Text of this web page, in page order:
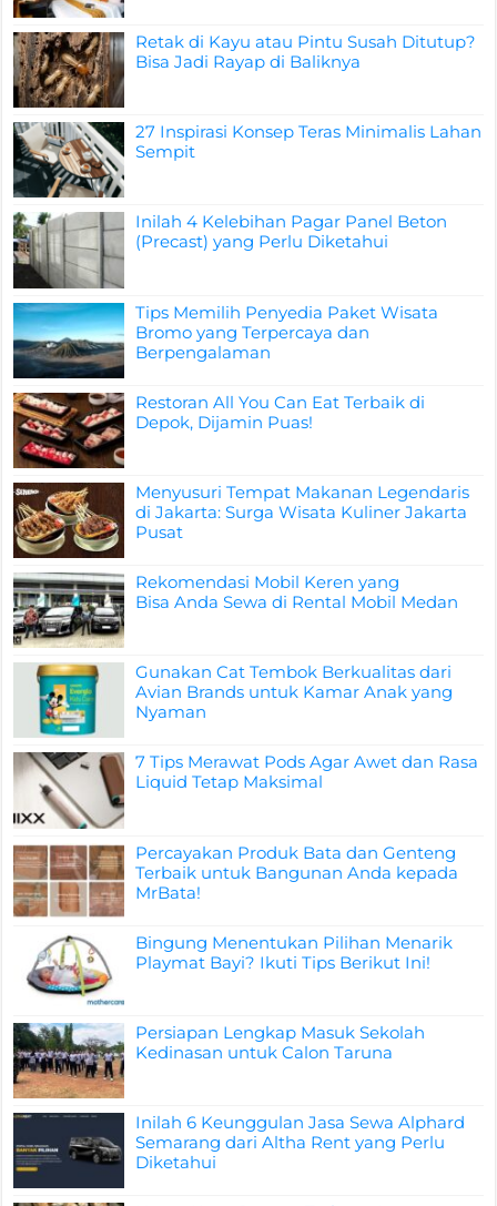
Retak di Kayu atau Pintu Susah Ditutup?
Bisa Jadi Rayap di Baliknya
27 Inspirasi Konsep Teras Minimalis Lahan
Sempit
Inilah 4 Kelebihan Pagar Panel Beton
(Precast) yang Perlu Diketahui
Tips Memilih Penyedia Paket Wisata
Bromo yang Terpercaya dan
Berpengalaman
Restoran All You Can Eat Terbaik di
Depok, Dijamin Puas!
Menyusuri Tempat Makanan Legendaris
di Jakarta: Surga Wisata Kuliner Jakarta
Pusat
Rekomendasi Mobil Keren yang
Bisa Anda Sewa di Rental Mobil Medan
Gunakan Cat Tembok Berkualitas dari
Avian Brands untuk Kamar Anak yang
Nyaman
7 Tips Merawat Pods Agar Awet dan Rasa
Liquid Tetap Maksimal
Percayakan Produk Bata dan Genteng
Terbaik untuk Bangunan Anda kepada
MrBata!
Bingung Menentukan Pilihan Menarik
Playmat Bayi? Ikuti Tips Berikut Ini!
Persiapan Lengkap Masuk Sekolah
Kedinasan untuk Calon Taruna
Inilah 6 Keunggulan Jasa Sewa Alphard
Semarang dari Altha Rent yang Perlu
Diketahui